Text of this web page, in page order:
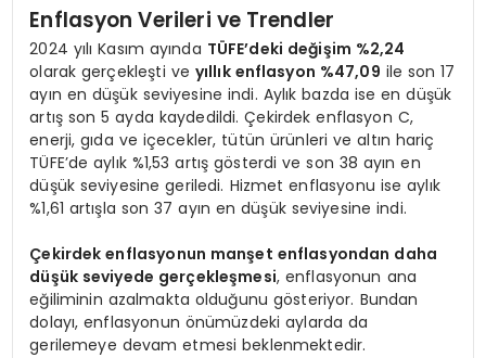
Enflasyon Verileri ve Trendler
2024 yılı Kasım ayında TÜFE’deki değişim %2,24
olarak gerçekleşti ve yıllık enflasyon %47,09 ile son 17
ayın en düşük seviyesine indi. Aylık bazda ise en düşük
artış son 5 ayda kaydedildi. Çekirdek enflasyon C,
enerji, gıda ve içecekler, tütün ürünleri ve altın hariç
TÜFE’de aylık %1,53 artış gösterdi ve son 38 ayın en
düşük seviyesine geriledi. Hizmet enflasyonu ise aylık
%1,61 artışla son 37 ayın en düşük seviyesine indi.
Çekirdek enflasyonun manşet enflasyondan daha
düşük seviyede gerçekleşmesi, enflasyonun ana
eğiliminin azalmakta olduğunu gösteriyor. Bundan
dolayı, enflasyonun önümüzdeki aylarda da
gerilemeye devam etmesi beklenmektedir.